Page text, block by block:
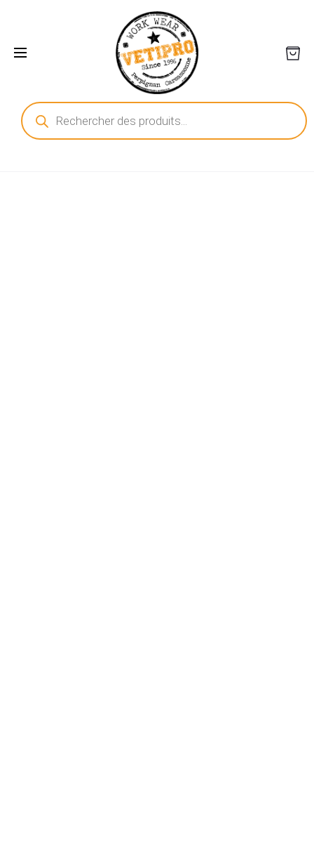
Recherche
de
produits